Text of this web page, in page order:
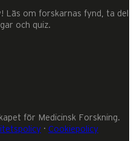
Läs om forskarnas fynd, ta del
och quiz.
för Medicinsk Forskning.
· Cookiepolicy